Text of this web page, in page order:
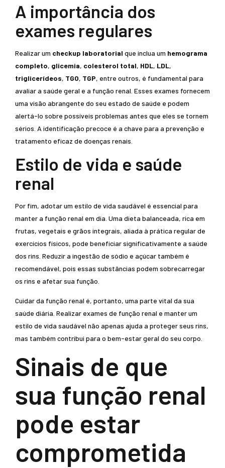
A importância dos
exames regulares
Realizar um checkup laboratorial que inclua um hemograma
completo, glicemia, colesterol total, HDL, LDL,
triglicerídeos, TGO, TGP, entre outros, é fundamental para
avaliar a saúde geral e a função renal. Esses exames fornecem
uma visão abrangente do seu estado de saúde e podem
alertá-lo sobre possíveis problemas antes que eles se tornem
sérios. A identificação precoce é a chave para a prevenção e
tratamento eficaz de doenças renais.
Estilo de vida e saúde
renal
Por fim, adotar um estilo de vida saudável é essencial para
manter a função renal em dia. Uma dieta balanceada, rica em
frutas, vegetais e grãos integrais, aliada à prática regular de
exercícios físicos, pode beneficiar significativamente a saúde
dos rins. Reduzir a ingestão de sódio e açúcar também é
recomendável, pois essas substâncias podem sobrecarregar
os rins e afetar sua função.
Cuidar da função renal é, portanto, uma parte vital da sua
saúde diária. Realizar exames de função renal e manter um
estilo de vida saudável não apenas ajuda a proteger seus rins,
mas também contribui para o bem-estar geral do seu corpo.
Sinais de que
sua função renal
pode estar
comprometida